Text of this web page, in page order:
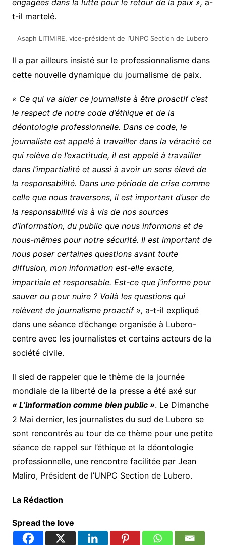
engagées dans la lutte pour le retour de la paix », a-
t-il martelé.
Asaph LITIMIRE, vice-président de l’UNPC Section de Lubero
Il a par ailleurs insisté sur le professionnalisme dans
cette nouvelle dynamique du journalisme de paix.
« Ce qui va aider ce journaliste à être proactif c’est
le respect de notre code d’éthique et de la
déontologie professionnelle. Dans ce code, le
journaliste est appelé à travailler dans la véracité ce
qui relève de l’exactitude, il est appelé à travailler
dans l’impartialité et aussi à avoir un sens élevé de
la responsabilité. Dans une période de crise comme
celle que nous traversons, il est important d’user de
la responsabilité vis à vis de nos sources
d’information, du public que nous informons et de
nous-mêmes pour notre sécurité. Il est important de
nous poser certaines questions avant toute
diffusion, mon information est-elle exacte,
impartiale et responsable. Est-ce que j’informe pour
sauver ou pour nuire ? Voilà les questions qui
relèvent de journalisme proactif », a-t-il expliqué
dans une séance d’échange organisée à Lubero-
centre avec les journalistes et certains acteurs de la
société civile.
Il sied de rappeler que le thème de la journée
mondiale de la liberté de la presse a été axé sur
« L’information comme bien public ». Le Dimanche
2 Mai dernier, les journalistes du sud de Lubero se
sont rencontrés au tour de ce thème pour une petite
séance de rappel sur l’éthique et la déontologie
professionnelle, une rencontre facilitée par Jean
Maliro, Président de l’UNPC Section de Lubero.
La Rédaction
Spread the love